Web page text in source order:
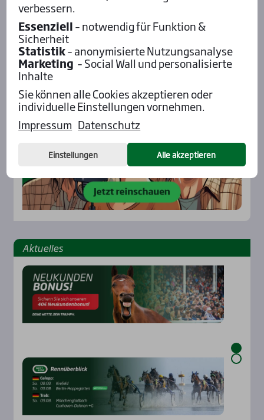
Pod­cast mit Wett-Tipps
Aktu­el­les
verbessern.
Essenziell– notwendig für Funktion &
Sicherheit
Statistik– anonymisierte Nutzungsanalyse
Marketing – Social Wall und personalisierte
Inhalte
Sie können alle Cookies akzeptieren oder
individuelle Einstellungen vornehmen.
Impressum Datenschutz
Einstellungen Alle akzeptieren